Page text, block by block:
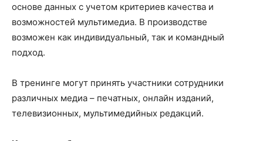
основе данных с учетом критериев качества и
возможностей мультимедиа. В производстве
возможен как индивидуальный, так и командный
подход.
В тренинге могут принять участники сотрудники
различных медиа – печатных, онлайн изданий,
телевизионных, мультимедийных редакций.